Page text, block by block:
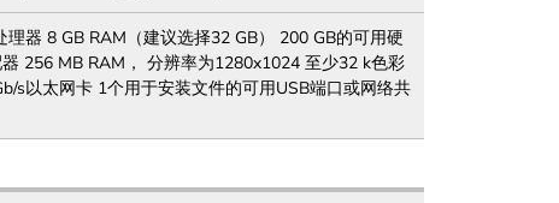
器 8 GB RAM（建议选择32 GB） 200 GB的可用硬
256 MB RAM， 分辨率为1280x1024 至少32 k色彩
s以太网卡 1个用于安装文件的可用USB端口或网络共